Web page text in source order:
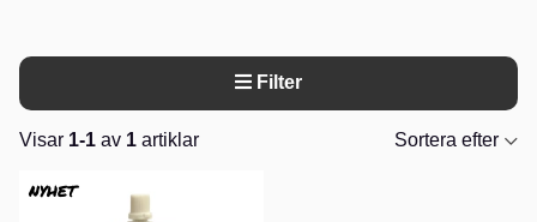
Filter
Visar 1-1 av 1 artiklar
Sortera efter
Produkter
NYHET